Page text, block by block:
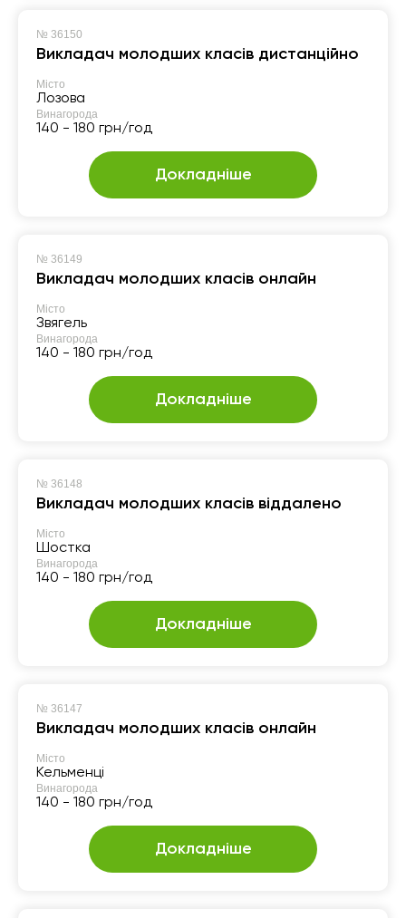
№ 36150
Викладач молодших класів дистанційно
Місто
Лозова
Винагорода
140 - 180 грн/год
Докладніше
№ 36149
Викладач молодших класів онлайн
Місто
Звягель
Винагорода
140 - 180 грн/год
Докладніше
№ 36148
Викладач молодших класів віддалено
Місто
Шостка
Винагорода
140 - 180 грн/год
Докладніше
№ 36147
Викладач молодших класів онлайн
Місто
Кельменці
Винагорода
140 - 180 грн/год
Докладніше